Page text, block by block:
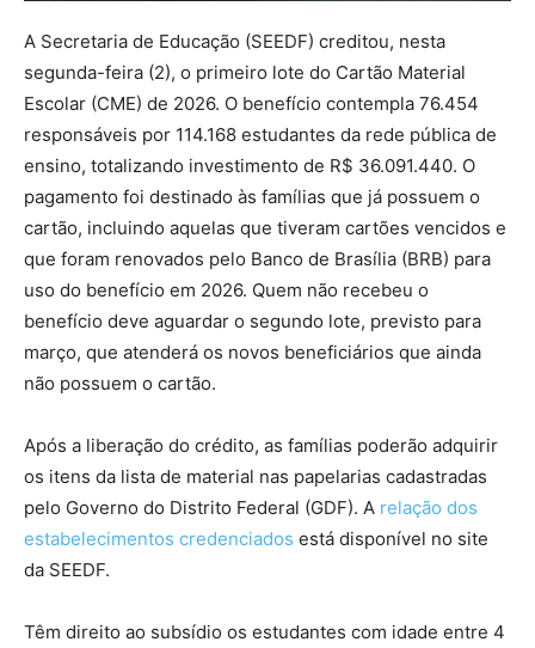
A Secretaria de Educação (SEEDF) creditou, nesta
segunda-feira (2), o primeiro lote do Cartão Material
Escolar (CME) de 2026. O benefício contempla 76.454
responsáveis por 114.168 estudantes da rede pública de
ensino, totalizando investimento de R$ 36.091.440. O
pagamento foi destinado às famílias que já possuem o
cartão, incluindo aquelas que tiveram cartões vencidos e
que foram renovados pelo Banco de Brasília (BRB) para
uso do benefício em 2026. Quem não recebeu o
benefício deve aguardar o segundo lote, previsto para
março, que atenderá os novos beneficiários que ainda
não possuem o cartão.
Após a liberação do crédito, as famílias poderão adquirir
os itens da lista de material nas papelarias cadastradas
pelo Governo do Distrito Federal (GDF). A relação dos
estabelecimentos credenciados está disponível no site
da SEEDF.
Têm direito ao subsídio os estudantes com idade entre 4